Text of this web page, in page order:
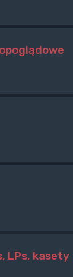
LPs, kasety